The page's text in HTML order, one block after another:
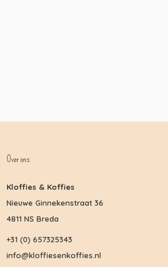
Over ons
Kloffies & Koffies
Nieuwe Ginnekenstraat 36
4811 NS Breda
+31 (0) 657325343
info@kloffiesenkoffies.nl